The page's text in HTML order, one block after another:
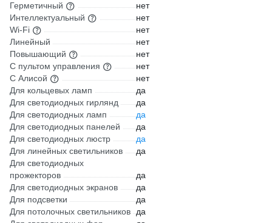
Герметичный
нет
Интеллектуальный
нет
Wi-Fi
нет
Линейный
нет
Повышающий
нет
С пультом управления
нет
С Алисой
нет
Для кольцевых ламп
да
Для светодиодных гирлянд
да
Для светодиодных ламп
да
Для светодиодных панелей
да
Для светодиодных люстр
да
Для линейных светильников
да
Для светодиодных
прожекторов
да
Для светодиодных экранов
да
Для подсветки
да
Для потолочных светильников
да